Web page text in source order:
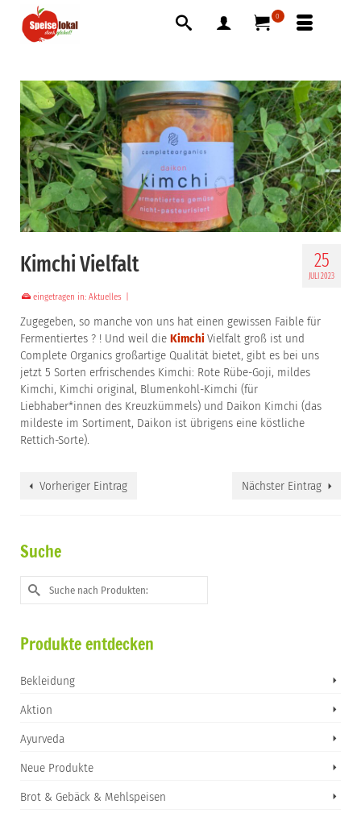
0
25
JULI 2023
Kimchi Vielfalt
eingetragen in: Aktuelles
Zugegeben, so manche von uns hat einen gewissen Faible für
Fermentiertes ? ! Und weil die KimchiVielfalt groß ist und
Complete Organics großartige Qualität bietet, gibt es bei uns
jetzt 5 Sorten erfrischendes Kimchi: Rote Rübe-Goji, mildes
Kimchi, Kimchi original, Blumenkohl-Kimchi (für
Liebhaber*innen des Kreuzkümmels) und Daikon Kimchi (das
mildeste im Sortiment, Daikon ist übrigens eine köstliche
Rettich-Sorte).
Vorheriger Eintrag Nächster Eintrag
Suche
Suche
nach:
Produkte entdecken
Bekleidung
Aktion
Ayurveda
Neue Produkte
Brot & Gebäck & Mehlspeisen